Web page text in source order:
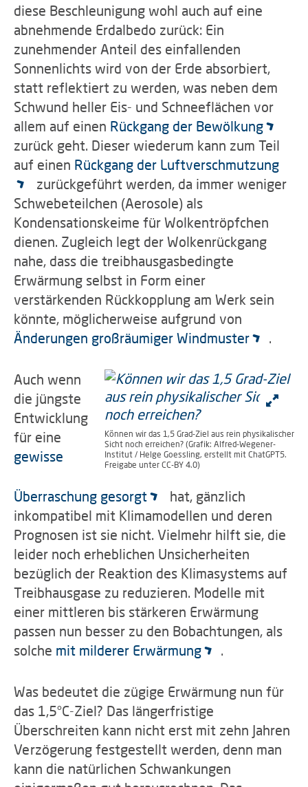
diese Beschleunigung wohl auch auf eine
abnehmende Erdalbedo zurück: Ein
zunehmender Anteil des einfallenden
Sonnenlichts wird von der Erde absorbiert,
statt reflektiert zu werden, was neben dem
Schwund heller Eis- und Schneeflächen vor
allem auf einen Rückgang der Bewölkung
zurück geht. Dieser wiederum kann zum Teil
auf einen Rückgang der Luftverschmutzung
zurückgeführt werden, da immer weniger
Schwebeteilchen (Aerosole) als
Kondensationskeime für Wolkentröpfchen
dienen. Zugleich legt der Wolkenrückgang
nahe, dass die treibhausgasbedingte
Erwärmung selbst in Form einer
verstärkenden Rückkopplung am Werk sein
könnte, möglicherweise aufgrund von
Änderungen großräumiger Windmuster
.
Können wir das 1,5 Grad-Ziel aus rein physikalischer
Sicht noch erreichen? (Grafik: Alfred-Wegener-
Institut / Helge Goessling, erstellt mit ChatGPT5.
Freigabe unter CC-BY 4.0)
Auch wenn
die jüngste
Entwicklung
für eine
gewisse
Überraschung gesorgt
hat, gänzlich
inkompatibel mit Klimamodellen und deren
Prognosen ist sie nicht. Vielmehr hilft sie, die
leider noch erheblichen Unsicherheiten
bezüglich der Reaktion des Klimasystems auf
Treibhausgase zu reduzieren. Modelle mit
einer mittleren bis stärkeren Erwärmung
passen nun besser zu den Bobachtungen, als
solche mit milderer Erwärmung .
Was bedeutet die zügige Erwärmung nun für
das 1,5°C-Ziel? Das längerfristige
Überschreiten kann nicht erst mit zehn Jahren
Verzögerung festgestellt werden, denn man
kann die natürlichen Schwankungen